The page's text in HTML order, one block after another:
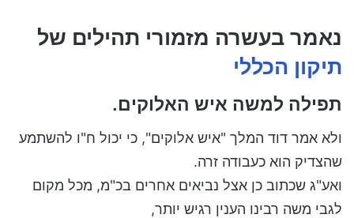
נאמר בעשרה מזמורי תהילים של
תיקון הכללי
תפילה למשה איש האלוקים.
ולא אמר דוד המלך "איש אלוקים", כי יכול ח"ו להשתמע
שהצדיק הוא כעבודה זרה.
ואע"ג שכתוב כן אצל נביאים אחרים בכ"מ, מכל מקום
לגבי משה רבינו הענין רגיש יותר,